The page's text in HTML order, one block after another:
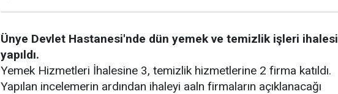
Ünye Devlet Hastanesi'nde dün yemek ve temizlik işleri ihalesi
yapıldı.
Yemek Hizmetleri İhalesine 3, temizlik hizmetlerine 2 firma katıldı.
Yapılan incelemerin ardından ihaleyi aaln firmaların açıklanacağı